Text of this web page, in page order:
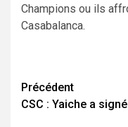
Champions ou ils
Casabalanca.
Navigation
d’article
Précédent
CSC : Yaiche a signé